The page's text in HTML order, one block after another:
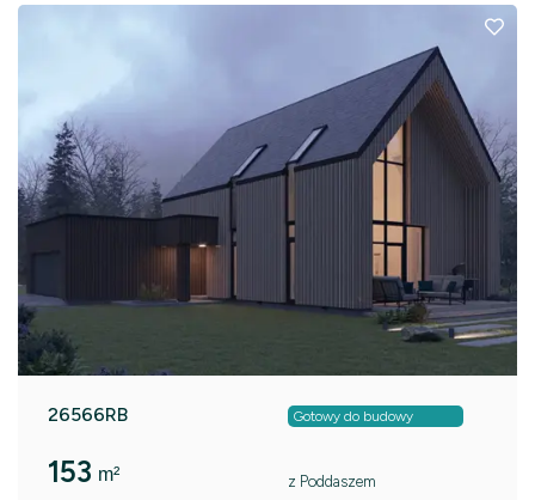
26566RB Gotowy do budowy
153 m² z Poddaszem